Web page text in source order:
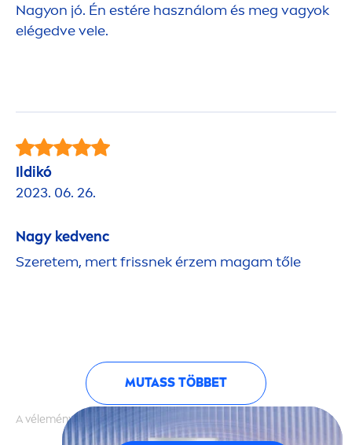
Nagyon jó. Én estére használom és meg vagyok
elégedve vele.
Ildikó
2023. 06. 26.
Nagy kedvenc
Szeretem, mert frissnek érzem magam tőle
MUTASS TÖBBET
A vélemények hitelességét nem ellenőrizzük